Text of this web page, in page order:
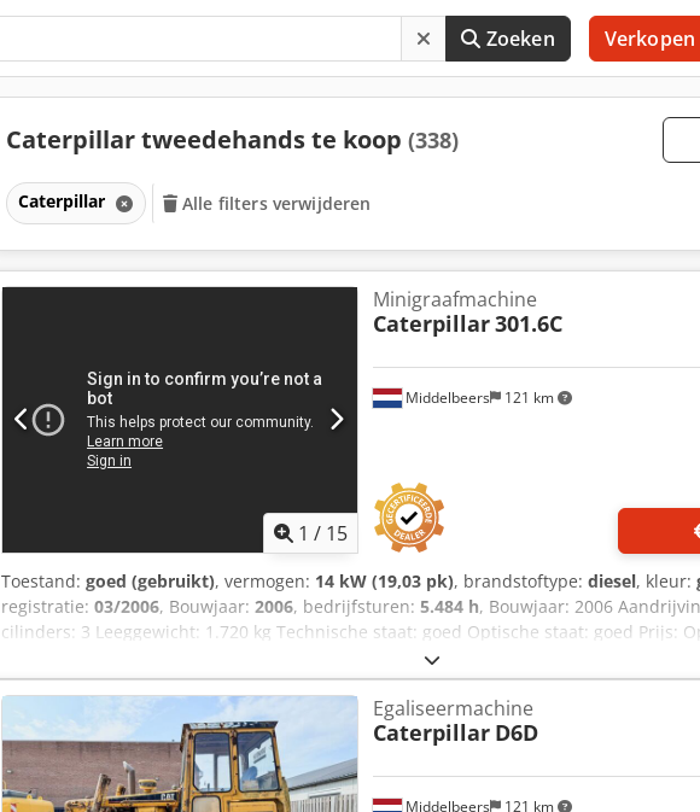
Zoeken Verkopen
Caterpillar tweedehands te koop (338)
Caterpillar Alle filters verwijderen
1 / 15
Middelbeers 121 km
Minigraafmachine
Caterpillar301.6C
Toestand: goed (gebruikt), vermogen: 14 kW (19,03 pk), brandstoftype: diesel, kleur:
registratie: 03/2006, Bouwjaar: 2006, bedrijfsturen: 5.484 h, Bouwjaar: 2006
cilinders: 3 Leeggewicht: 1.720 kg Technische staat: goed Optische staat: goed Prijs:
Serienummer: JBB00645 Neem contact op met Ernst van Hek voor meer informatie.
Middelbeers 121 km
Egaliseermachine
Caterpillar D6D